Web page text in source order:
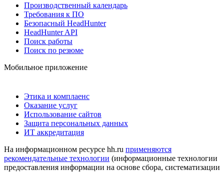
Производственный календарь
Требования к ПО
Безопасный HeadHunter
HeadHunter API
Поиск работы
Поиск по резюме
Мобильное приложение
Этика и комплаенс
Оказание услуг
Использование сайтов
Защита персональных данных
ИТ аккредитация
На информационном ресурсе hh.ru применяются
рекомендательные технологии (информационные технологии
предоставления информации на основе сбора, систематизации